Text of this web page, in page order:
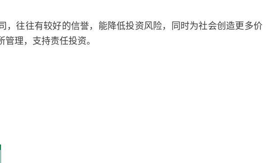
往往有较好的信誉，能降低投资风险，同时为社会创造更多价
理，支持责任投资。